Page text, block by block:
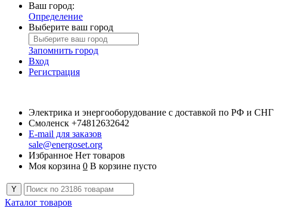
Ваш город:
Определение
Выберите ваш город
Запомнить город
Вход
Регистрация
Электрика и энергооборудование с доставкой по РФ и СНГ
Смоленск +74812632642
E-mail для заказов
sale@energoset.org
Избранное Нет товаров
Моя корзина 0 В корзине пусто
Каталог товаров